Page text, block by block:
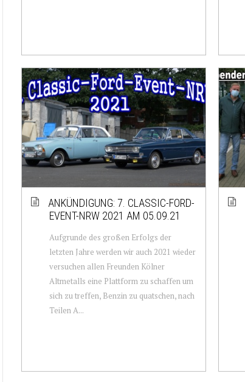
ANKÜNDIGUNG: 7. CLASSIC-FORD-
EVENT-NRW 2021 AM 05.09.21
Aufgrunde des großen Erfolgs der
letzten Jahre werden wir auch 2021 wieder
versuchen allen Freunden Kölner
Altmetalls eine Plattform zu schaffen um
sich zu treffen, Benzin zu quatschen, nach
Teilen A...